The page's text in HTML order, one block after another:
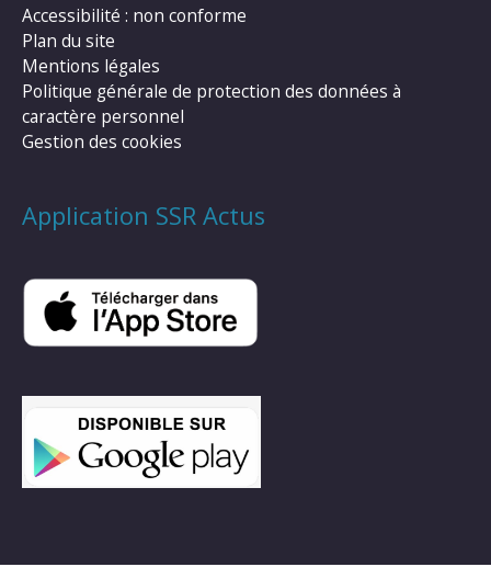
Accessibilité : non conforme
Plan du site
Mentions légales
Politique générale de protection des données à
caractère personnel
Gestion des cookies
Application SSR Actus